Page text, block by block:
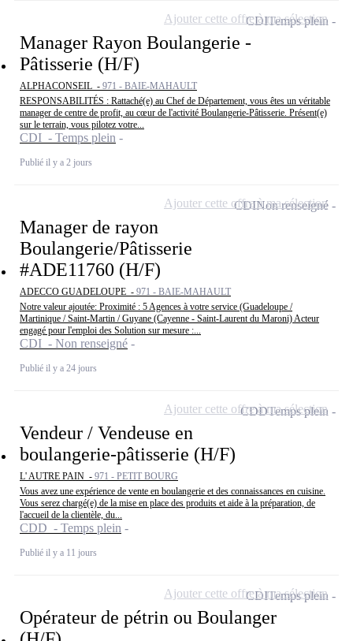
Manager Rayon Boulangerie -
Pâtisserie (H/F)
ALPHACONSEIL - 971 - BAIE-MAHAULT
RESPONSABILITÉS : Rattaché(e) au Chef de Département, vous êtes un véritable
manager de centre de profit, au cœur de l'activité Boulangerie-Pâtisserie. Présent(e)
sur le terrain, vous pilotez votre...
CDI - Temps plein
Publié il y a 2 jours
CDITemps plein
Ajouter cette offre à ma sélection
Manager de rayon
Boulangerie/Pâtisserie
#ADE11760 (H/F)
ADECCO GUADELOUPE - 971 - BAIE-MAHAULT
Notre valeur ajoutée: Proximité : 5 Agences à votre service (Guadeloupe /
Martinique / Saint-Martin / Guyane (Cayenne - Saint-Laurent du Maroni) Acteur
engagé pour l'emploi des Solution sur mesure :...
CDI - Non renseigné
Publié il y a 24 jours
CDINon renseigné
Ajouter cette offre à ma sélection
Vendeur / Vendeuse en
boulangerie-pâtisserie (H/F)
L' AUTRE PAIN - 971 - PETIT BOURG
Vous avez une expérience de vente en boulangerie et des connaissances en cuisine.
Vous serez chargé(e) de la mise en place des produits et aide à la préparation, de
l'accueil de la clientèle, du...
CDD - Temps plein
Publié il y a 11 jours
CDDTemps plein
Ajouter cette offre à ma sélection
Opérateur de pétrin ou Boulanger
CDITemps plein
Ajouter cette offre à ma sélection